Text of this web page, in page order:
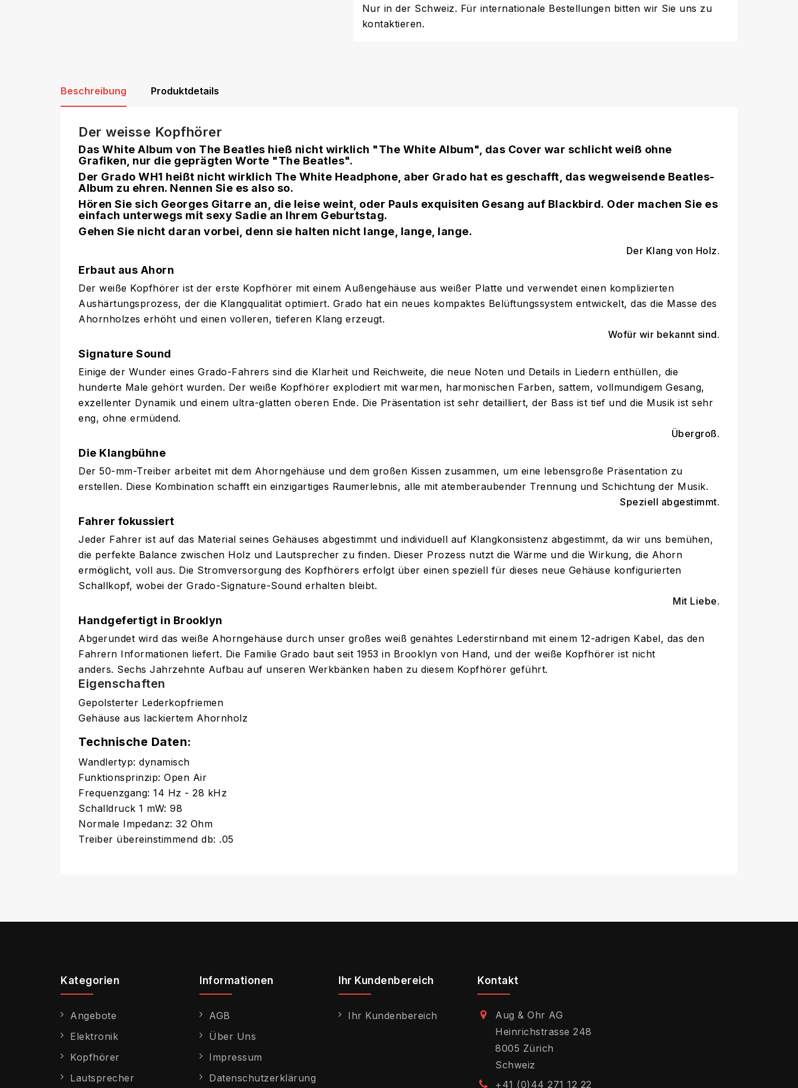
Nur in der Schweiz. Für internationale Bestellungen bitten wir Sie uns zu
kontaktieren.
Beschreibung Produktdetails
Der weisse Kopfhörer
Das White Album von The Beatles hieß nicht wirklich "The White Album", das Cover war schlicht weiß ohne
Grafiken, nur die geprägten Worte "The Beatles".
Der Grado WH1 heißt nicht wirklich The White Headphone, aber Grado hat es geschafft, das wegweisende Beatles-
Album zu ehren. Nennen Sie es also so.
Hören Sie sich Georges Gitarre an, die leise weint, oder Pauls exquisiten Gesang auf Blackbird. Oder machen Sie es
einfach unterwegs mit sexy Sadie an Ihrem Geburtstag.
Gehen Sie nicht daran vorbei, denn sie halten nicht lange, lange, lange.
Der Klang von Holz.
Erbaut aus Ahorn
Der weiße Kopfhörer ist der erste Kopfhörer mit einem Außengehäuse aus weißer Platte und verwendet einen komplizierten
Aushärtungsprozess, der die Klangqualität optimiert. Grado hat ein neues kompaktes Belüftungssystem entwickelt, das die Masse des
Ahornholzes erhöht und einen volleren, tieferen Klang erzeugt.
Wofür wir bekannt sind.
Signature Sound
Einige der Wunder eines Grado-Fahrers sind die Klarheit und Reichweite, die neue Noten und Details in Liedern enthüllen, die
hunderte Male gehört wurden. Der weiße Kopfhörer explodiert mit warmen, harmonischen Farben, sattem, vollmundigem Gesang,
exzellenter Dynamik und einem ultra-glatten oberen Ende. Die Präsentation ist sehr detailliert, der Bass ist tief und die Musik ist sehr
eng, ohne ermüdend.
Übergroß.
Die Klangbühne
Der 50-mm-Treiber arbeitet mit dem Ahorngehäuse und dem großen Kissen zusammen, um eine lebensgroße Präsentation zu
erstellen. Diese Kombination schafft ein einzigartiges Raumerlebnis, alle mit atemberaubender Trennung und Schichtung der Musik.
Speziell abgestimmt.
Fahrer fokussiert
Jeder Fahrer ist auf das Material seines Gehäuses abgestimmt und individuell auf Klangkonsistenz abgestimmt, da wir uns bemühen,
die perfekte Balance zwischen Holz und Lautsprecher zu finden. Dieser Prozess nutzt die Wärme und die Wirkung, die Ahorn
ermöglicht, voll aus. Die Stromversorgung des Kopfhörers erfolgt über einen speziell für dieses neue Gehäuse konfigurierten
Schallkopf, wobei der Grado-Signature-Sound erhalten bleibt.
Mit Liebe.
Handgefertigt in Brooklyn
Abgerundet wird das weiße Ahorngehäuse durch unser großes weiß genähtes Lederstirnband mit einem 12-adrigen Kabel, das den
Fahrern Informationen liefert. Die Familie Grado baut seit 1953 in Brooklyn von Hand, und der weiße Kopfhörer ist nicht
anders. Sechs Jahrzehnte Aufbau auf unseren Werkbänken haben zu diesem Kopfhörer geführt.
Eigenschaften
Gepolsterter Lederkopfriemen
Gehäuse aus lackiertem Ahornholz
Technische Daten:
Wandlertyp: dynamisch
Funktionsprinzip: Open Air
Frequenzgang: 14 Hz - 28 kHz
Schalldruck 1 mW: 98
Normale Impedanz: 32 Ohm
Treiber übereinstimmend db: .05
Kategorien
Angebote
Elektronik
Kopfhörer
Lautsprecher
Informationen
AGB
Über Uns
Impressum
Datenschutzerklärung
Ihr Kundenbereich
Ihr Kundenbereich
Kontakt
Aug & Ohr AG
Heinrichstrasse 248
8005 Zürich
Schweiz
+41 (0)44 271 12 22